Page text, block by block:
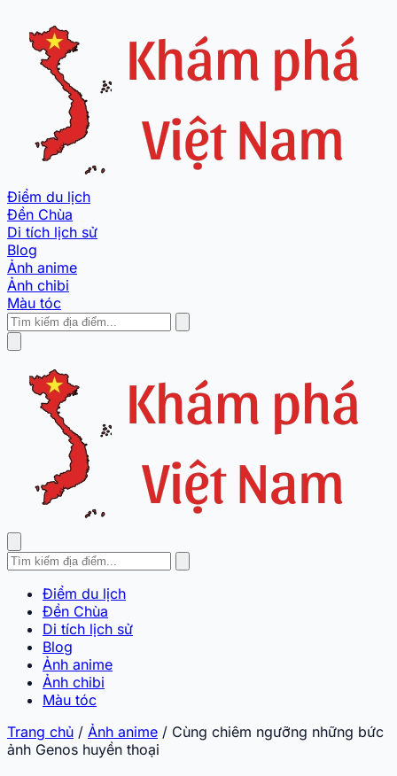
Điểm du lịch
Đền Chùa
Di tích lịch sử
Blog
Ảnh anime
Ảnh chibi
Màu tóc
Điểm du lịch
Đền Chùa
Di tích lịch sử
Blog
Ảnh anime
Ảnh chibi
Màu tóc
Trang chủ / Ảnh anime / Cùng chiêm ngưỡng những bức
ảnh Genos huyền thoại